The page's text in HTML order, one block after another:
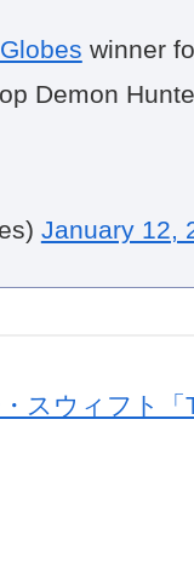
winner
Demon
January 12,
スウィフト